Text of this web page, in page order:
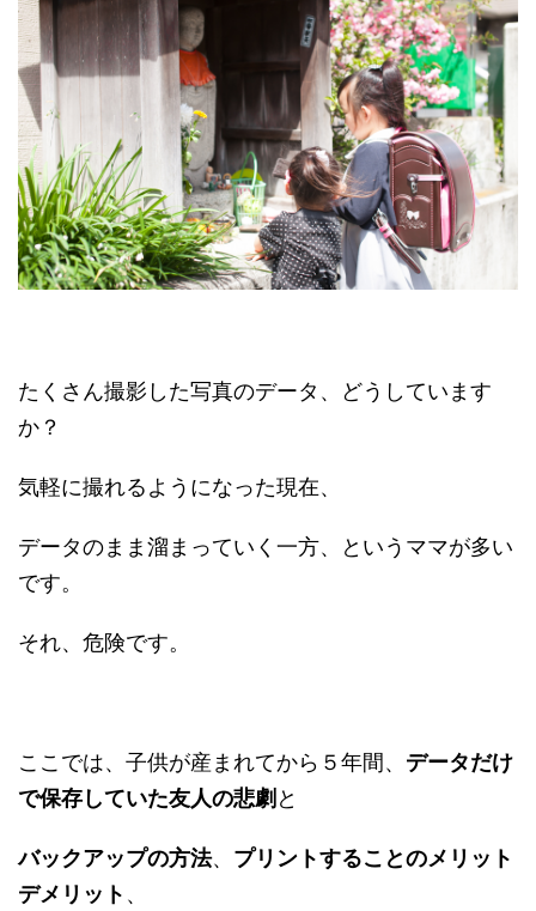
たくさん撮影した写真のデータ、どうしています
か？
気軽に撮れるようになった現在、
データのまま溜まっていく一方、というママが多い
です。
それ、危険です。
ここでは、子供が産まれてから５年間、 データだけ
で保存していた友人の悲劇 と
バックアップの方法、 プリントすることのメリット
デメリット 、